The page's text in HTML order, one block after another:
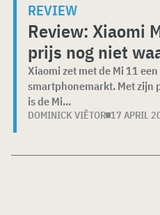
REVIEW
Review: Xiaomi
prijs nog niet
Xiaomi zet met de Mi 11
smartphonemarkt. Met zijn
is de Mi...
DOMINICK VIËTOR 17 APRIL